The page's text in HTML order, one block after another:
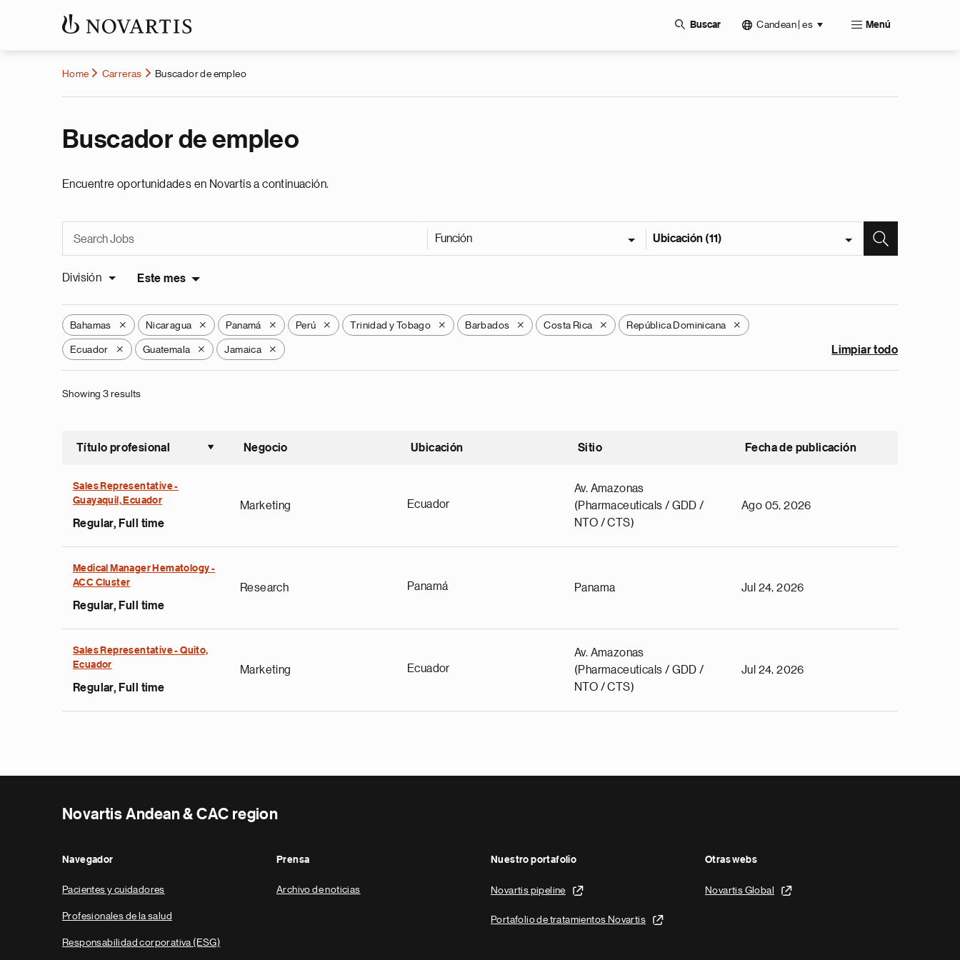
Buscar Candean | es Menú
Home Carreras Buscador de empleo
Buscador de empleo
Encuentre oportunidades en Novartis a continuación.
Función Ubicación (11)
División Este mes
Bahamas X Nicaragua X Panamá X Perú X Trinidad y Tobago X Barbados X Costa Rica X República Dominicana X
Ecuador X Guatemala X Jamaica X Limpiar todo
Showing 3 results
Título profesional
Ordenar ascendente
Negocio Ubicación Sitio Fecha de publicación
Sales Representative -
Guayaquil, Ecuador
Regular, Full time
Marketing Ecuador
Av. Amazonas
(Pharmaceuticals / GDD /
NTO / CTS)
Ago 05, 2026
Medical Manager Hematology -
ACC Cluster
Regular, Full time
Research Panamá Panama Jul 24, 2026
Sales Representative - Quito,
Ecuador
Regular, Full time
Marketing Ecuador
Av. Amazonas
(Pharmaceuticals / GDD /
NTO / CTS)
Jul 24, 2026
Novartis Andean & CAC region
Navegador
Pacientes y cuidadores
Profesionales de la salud
Responsabilidad corporativa (ESG)
Prensa
Archivo de noticias
Nuestro portafolio
Novartis pipeline
Portafolio de tratamientos Novartis
Otras webs
Novartis Global